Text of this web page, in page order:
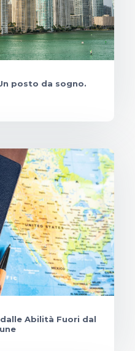
posto da sogno.
Abilità Fuori dal